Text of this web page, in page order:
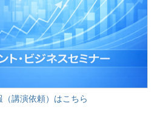
（講演依頼）はこちら